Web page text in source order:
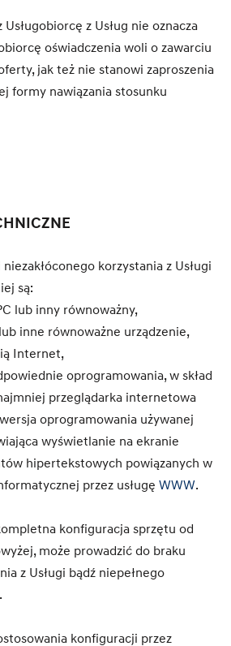
Usługobiorcę z Usług nie oznacza
oświadczenia woli o zawarciu
jak też nie stanowi zaproszenia
formy nawiązania stosunku
korzystania z Usługi
są:
lub inny równoważny,
inne równoważne urządzenie,
Internet,
oprogramowania, w skład
przeglądarka internetowa
oprogramowania używanej
wyświetlanie na ekranie
hipertekstowych powiązanych w
przez usługę WWW.
konfiguracja sprzętu od
może prowadzić do braku
z Usługi bądź niepełnego
konfiguracji przez